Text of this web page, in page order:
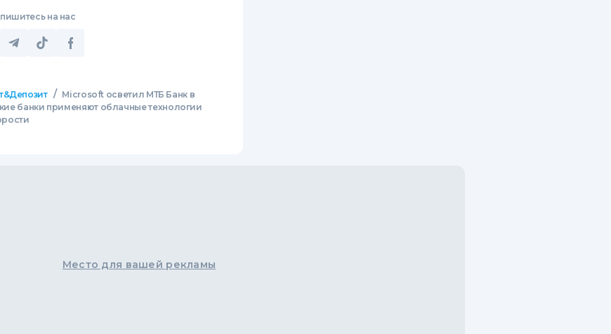
на нас
/ Microsoft осветил МТБ Банк в
банки применяют облачные технологии
Место для вашей рекламы